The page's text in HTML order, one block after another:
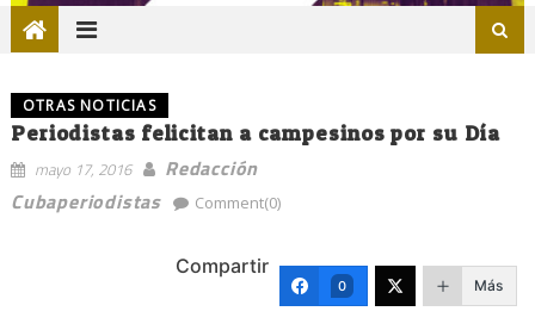
OTRAS NOTICIAS
Periodistas felicitan a campesinos por su Día
mayo 17, 2016
Redacción
Cubaperiodistas
Comment(0)
Compartir
0 Más